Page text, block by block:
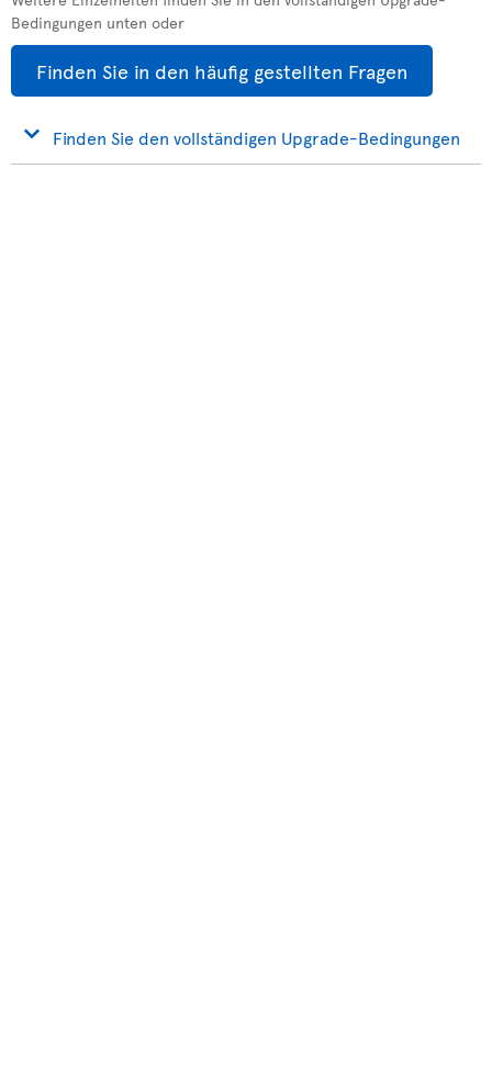
Bedingungen unten oder
Finden Sie in den häufig gestellten Fragen
Finden Sie den vollständigen Upgrade-Bedingungen